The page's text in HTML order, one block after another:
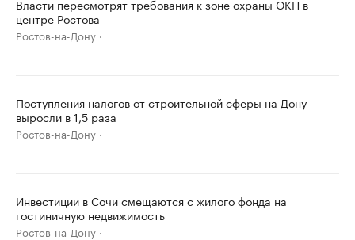
Власти пересмотрят требования к зоне охраны ОКН в
центре Ростова
Ростов-на-Дону
Поступления налогов от строительной сферы на Дону
выросли в 1,5 раза
Ростов-на-Дону
Инвестиции в Сочи смещаются с жилого фонда на
гостиничную недвижимость
Ростов-на-Дону